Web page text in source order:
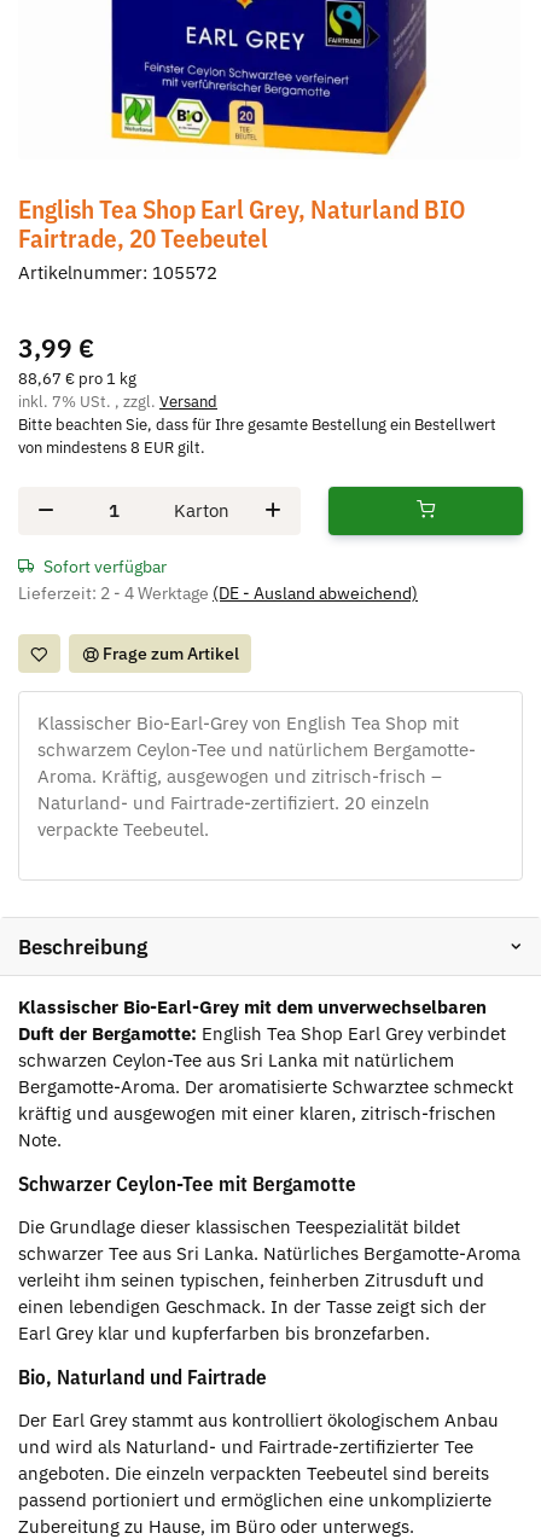
English Tea Shop Earl Grey, Naturland BIO
Fairtrade, 20 Teebeutel
Artikelnummer: 105572
3,99 €
88,67 € pro 1 kg
inkl. 7% USt. , zzgl. Versand
Bitte beachten Sie, dass für Ihre gesamte Bestellung ein Bestellwert
von mindestens 8 EUR gilt.
Karton
Sofort verfügbar
Lieferzeit: 2 - 4 Werktage (DE - Ausland abweichend)
Frage zum Artikel
Klassischer Bio-Earl-Grey von English Tea Shop mit
schwarzem Ceylon-Tee und natürlichem Bergamotte-
Aroma. Kräftig, ausgewogen und zitrisch-frisch –
Naturland- und Fairtrade-zertifiziert. 20 einzeln
verpackte Teebeutel.
Beschreibung
Klassischer Bio-Earl-Grey mit dem unverwechselbaren
Duft der Bergamotte: English Tea Shop Earl Grey verbindet
schwarzen Ceylon-Tee aus Sri Lanka mit natürlichem
Bergamotte-Aroma. Der aromatisierte Schwarztee schmeckt
kräftig und ausgewogen mit einer klaren, zitrisch-frischen
Note.
Schwarzer Ceylon-Tee mit Bergamotte
Die Grundlage dieser klassischen Teespezialität bildet
schwarzer Tee aus Sri Lanka. Natürliches Bergamotte-Aroma
verleiht ihm seinen typischen, feinherben Zitrusduft und
einen lebendigen Geschmack. In der Tasse zeigt sich der
Earl Grey klar und kupferfarben bis bronzefarben.
Bio, Naturland und Fairtrade
Der Earl Grey stammt aus kontrolliert ökologischem Anbau
und wird als Naturland- und Fairtrade-zertifizierter Tee
angeboten. Die einzeln verpackten Teebeutel sind bereits
passend portioniert und ermöglichen eine unkomplizierte
Zubereitung zu Hause, im Büro oder unterwegs.